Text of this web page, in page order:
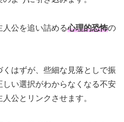
人公を追い詰める心理的恐怖の
はずが、些細な見落としで振
しい選択がわからなくなる不安
公とリンクさせます。